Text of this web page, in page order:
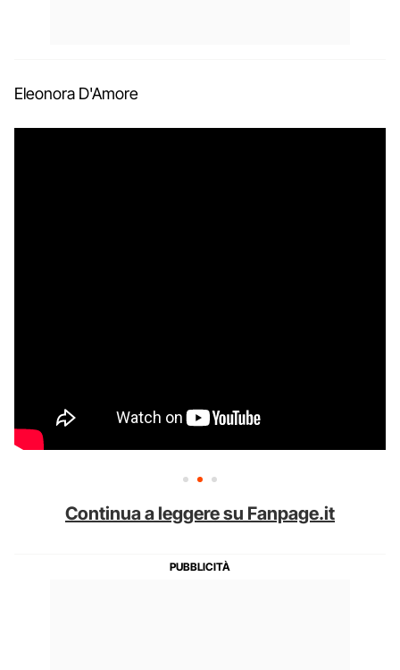
Eleonora D'Amore
Continua a leggere su Fanpage.it